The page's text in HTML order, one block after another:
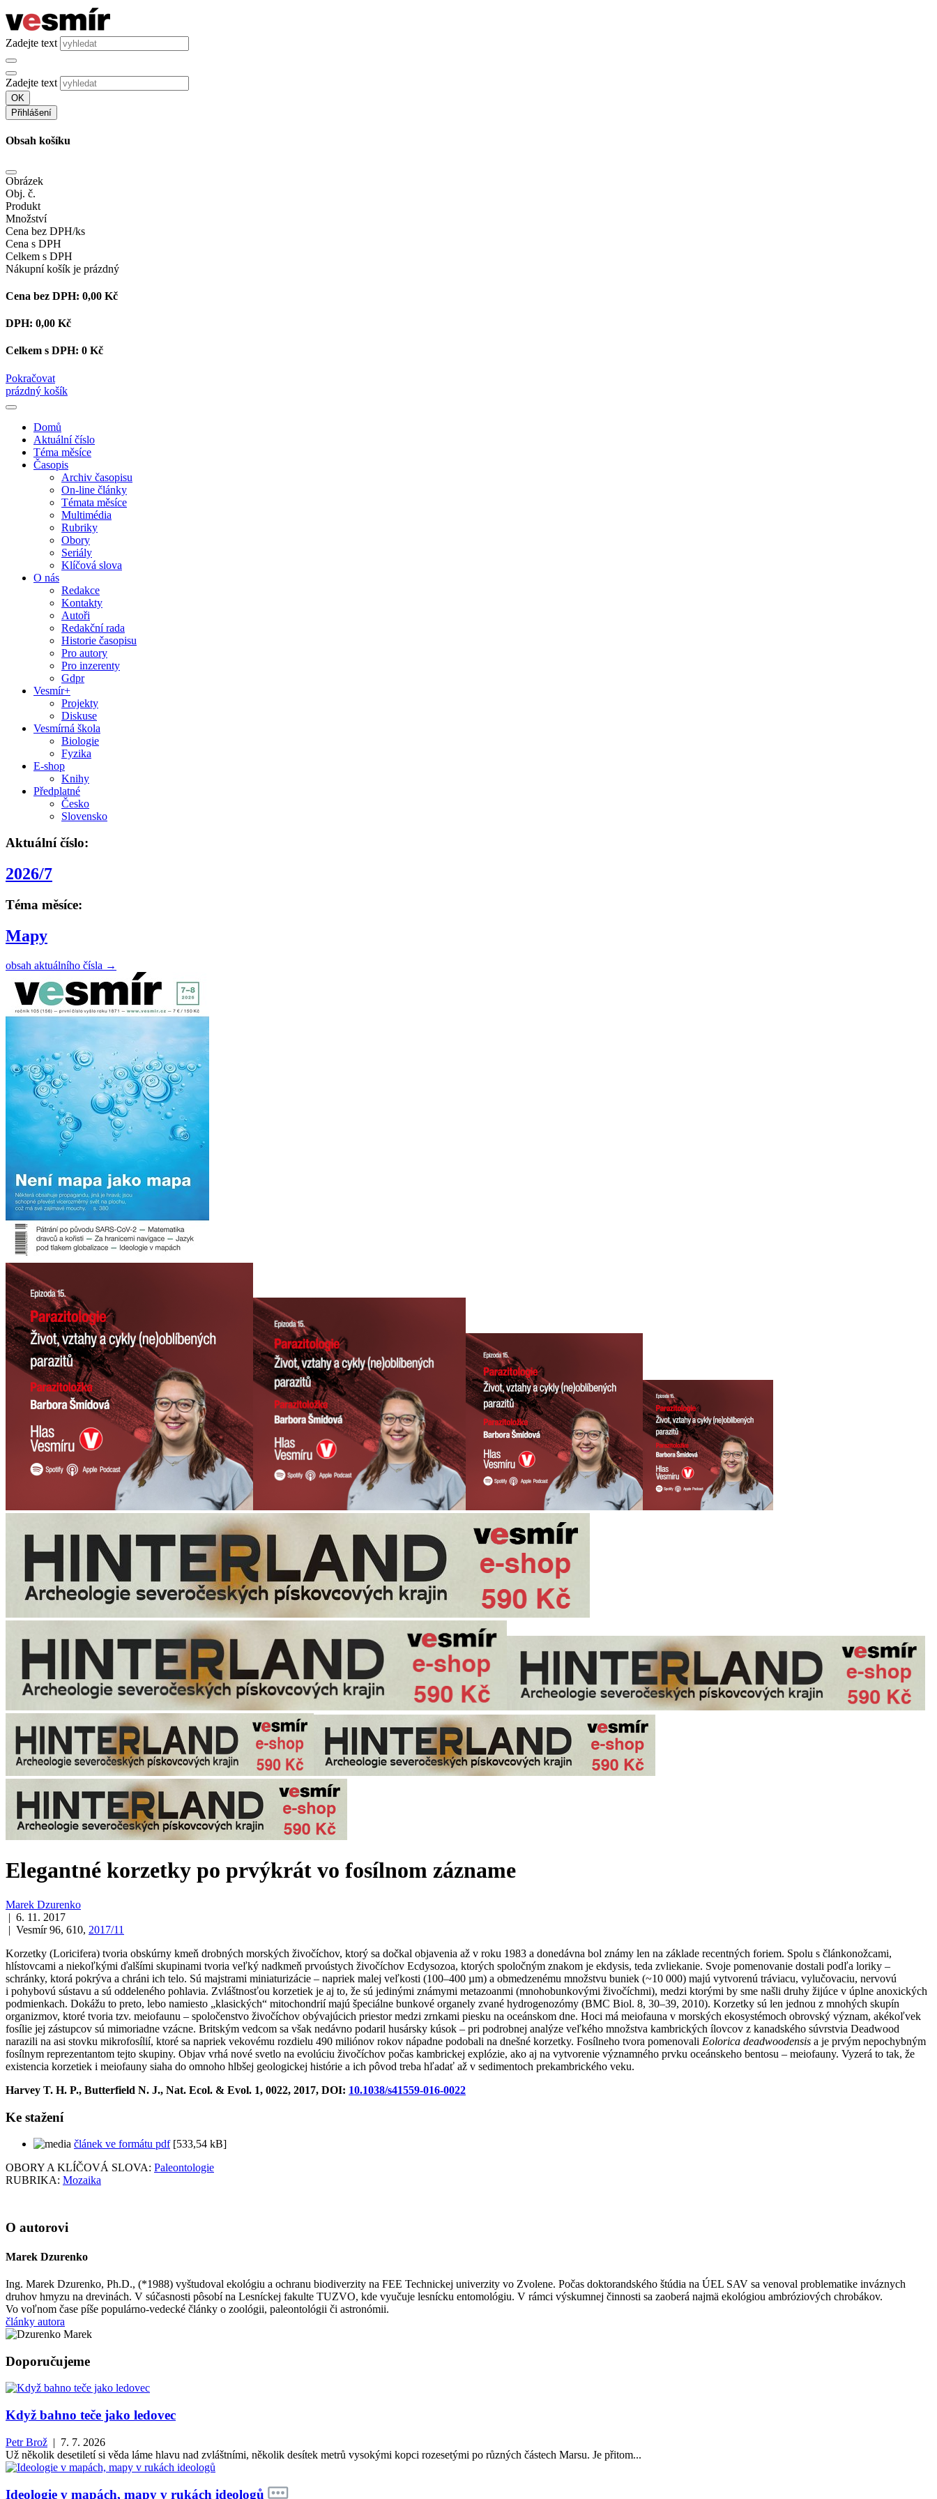
Zadejte text
Zadejte text
OK
Přihlášení
Obsah košíku
Obrázek
Obj. č.
Produkt
Množství
Cena bez DPH/ks
Cena s DPH
Celkem s DPH
Nákupní košík je prázdný
Cena bez DPH: 0,00 Kč
DPH: 0,00 Kč
Celkem s DPH: 0 Kč
Pokračovat
prázdný košík
Domů
Aktuální číslo
Téma měsíce
Časopis
Archiv časopisu
On-line články
Témata měsíce
Multimédia
Rubriky
Obory
Seriály
Klíčová slova
O nás
Redakce
Kontakty
Autoři
Redakční rada
Historie časopisu
Pro autory
Pro inzerenty
Gdpr
Vesmír+
Projekty
Diskuse
Vesmírná škola
Biologie
Fyzika
E-shop
Knihy
Předplatné
Česko
Slovensko
Aktuální číslo:
2026/7
Téma měsíce:
Mapy
obsah aktuálního čísla →
Elegantné korzetky po prvýkrát vo fosílnom zázname
Marek Dzurenko
| 6. 11. 2017
| Vesmír 96, 610, 2017/11
Korzetky (Loricifera) tvoria obskúrny kmeň drobných morských živočíchov, ktorý sa dočkal objavenia až v roku 1983 a donedávna bol známy len na základe recentných foriem. Spolu s článkonožcami,
hlístovcami a niekoľkými ďalšími skupinami tvoria veľký nadkmeň prvoústych živočíchov Ecdysozoa, ktorých spoločným znakom je ekdysis, teda zvliekanie. Svoje pomenovanie dostali podľa loriky –
schránky, ktorá pokrýva a chráni ich telo. Sú majstrami miniaturizácie – napriek malej veľkosti (100–400 µm) a obmedzenému množstvu buniek (~10 000) majú vytvorenú tráviacu, vylučovaciu, nervovú
i pohybovú sústavu a sú oddeleného pohlavia. Zvláštnosťou korzetiek je aj to, že sú jedinými známymi metazoanmi (mnohobunkovými živočíchmi), medzi ktorými by sme našli druhy žijúce v úplne anoxických
podmienkach. Dokážu to preto, lebo namiesto „klasických“ mitochondrií majú špeciálne bunkové organely zvané hydrogenozómy (BMC Biol. 8, 30–39, 2010). Korzetky sú len jednou z mnohých skupín
organizmov, ktoré tvoria tzv. meiofaunu – spoločenstvo živočíchov obývajúcich priestor medzi zrnkami piesku na oceánskom dne. Hoci má meiofauna v morských ekosystémoch obrovský význam, akékoľvek
fosílie jej zástupcov sú mimoriadne vzácne. Britským vedcom sa však nedávno podaril husársky kúsok – pri podrobnej analýze veľkého množstva kambrických ílovcov z kanadského súvrstvia Deadwood
narazili na asi stovku mikrofosílií, ktoré sa napriek vekovému rozdielu 490 miliónov rokov nápadne podobali na dnešné korzetky. Fosílneho tvora pomenovali Eolorica deadwoodensis a je prvým nepochybným
fosílnym reprezentantom tejto skupiny. Objav vrhá nové svetlo na evolúciu živočíchov počas kambrickej explózie, ako aj na vytvorenie významného prvku oceánskeho bentosu – meiofauny. Vyzerá to tak, že
existencia korzetiek i meiofauny siaha do omnoho hlbšej geologickej histórie a ich pôvod treba hľadať až v sedimentoch prekambrického veku.
Harvey T. H. P., Butterfield N. J., Nat. Ecol. & Evol. 1, 0022, 2017, DOI: 10.1038/s41559-016-0022
Ke stažení
článek ve formátu pdf[533,54 kB]
OBORY A KLÍČOVÁ SLOVA: Paleontologie
RUBRIKA: Mozaika
O autorovi
Marek Dzurenko
Ing. Marek Dzurenko, Ph.D., (*1988) vyštudoval ekológiu a ochranu biodiverzity na FEE Technickej univerzity vo Zvolene. Počas doktorandského štúdia na ÚEL SAV sa venoval problematike inváznych
druhov hmyzu na drevinách. V súčasnosti pôsobí na Lesníckej fakulte TUZVO, kde vyučuje lesnícku entomológiu. V rámci výskumnej činnosti sa zaoberá najmä ekológiou ambróziových chrobákov.
Vo voľnom čase píše populárno-vedecké články o zoológii, paleontológii či astronómii.
články autora
Doporučujeme
Když bahno teče jako ledovec
Petr Brož | 7. 7. 2026
Už několik desetiletí si věda láme hlavu nad zvláštními, několik desítek metrů vysokými kopci rozesetými po různých částech Marsu. Je přitom...
Ideologie v mapách, mapy v rukách ideologů